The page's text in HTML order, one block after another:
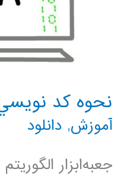
نحوه كد
آموزش, دانلود
جعبه‌ابزار